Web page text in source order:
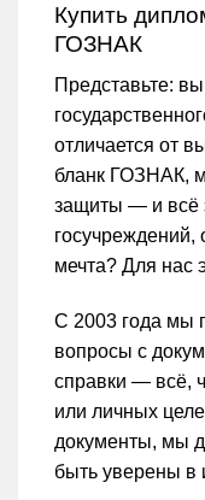
Купить
ГОЗНАК
Представьте:
отличается от
бланк ГОЗНАК,
защиты — и всё
госучреждений,
мечта? Для нас
С 2003 года мы
вопросы с
справки — всё,
или личных
документы, мы
быть уверены в